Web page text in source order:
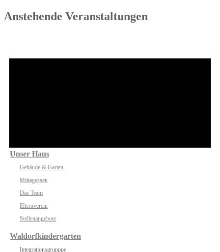
Unser Haus
Gebäude & Garten
Mittagessen
Das Team
Elternverein
Stellenangebote
Waldorfkindergarten
Integrationsgrupppe
Anstehende Veranstaltungen